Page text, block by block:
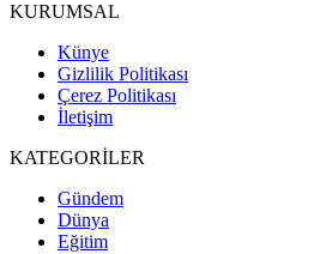
KURUMSAL
Künye
Gizlilik Politikası
Çerez Politikası
İletişim
KATEGORİLER
Gündem
Dünya
Eğitim